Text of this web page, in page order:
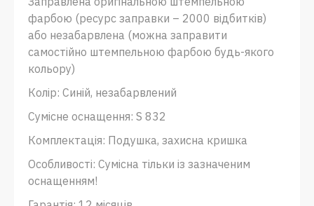
фарбою (ресурс заправки – 2000 відбитків)
або незабарвлена ​​(можна заправити
самостійно штемпельною фарбою будь-якого
кольору)
Колір: Синій, незабарвлений
Сумісне оснащення: S 832
Комплектація: Подушка, захисна кришка
Особливості: Сумісна тільки із зазначеним
оснащенням!